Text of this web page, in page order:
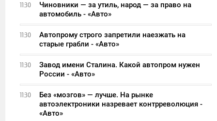
11:30
Чиновники — за утиль, народ — за право на
автомобиль - «Авто»
11:30
Автопрому строго запретили наезжать на
старые грабли - «Авто»
11:30
Завод имени Сталина. Какой автопром нужен
России - «Авто»
11:30
Без «мозгов» — лучше. На рынке
автоэлектроники назревает контрреволюция -
«Авто»